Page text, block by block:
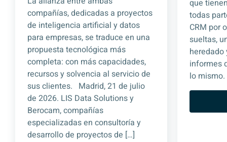
compañías, dedicadas a proyectos
de inteligencia artificial y datos
para empresas, se traduce en una
propuesta tecnológica más
completa: con más capacidades,
recursos y solvencia al servicio de
sus clientes. Madrid, 21 de julio
de 2026. LIS Data Solutions y
Berocam, compañías
especializadas en consultoría y
desarrollo de proyectos de […]
que
todas
CRM por
sueltas,
informes
lo